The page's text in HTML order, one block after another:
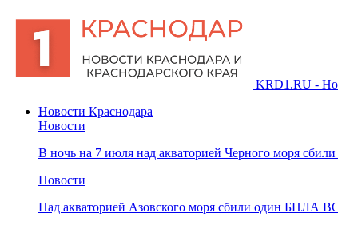
KRD1.RU -
Новости Краснодара
Новости
В ночь на 7 июля над акваторией Черного моря
Новости
Над акваторией Азовского моря сбили один БПЛА